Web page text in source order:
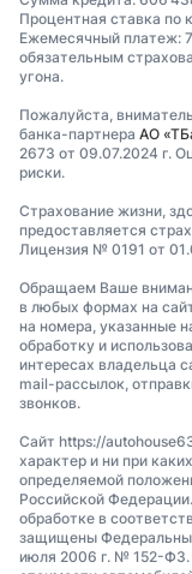
Процентная ставка по
Ежемесячный платеж:
обязательным
угона.
Пожалуйста,
банка-партнера АО
2673 от 09.07.2024 г.
риски.
Страхование жизни,
предоставляется
Лицензия № 0191 от
Обращаем Ваше
в любых формах на
на номера, указанные
обработку и
интересах владельца
mail-рассылок,
звонков.
Сайт https://
характер и ни при
определяемой
Российской
обработке в
защищены
июля 2006 г. № 152-ФЗ.